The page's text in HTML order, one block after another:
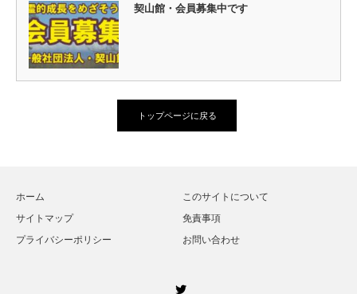
契山館・会員募集中です
トップページに戻る
ホーム
このサイトについて
サイトマップ
免責事項
プライバシーポリシー
お問い合わせ